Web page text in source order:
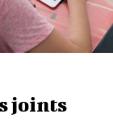
joints